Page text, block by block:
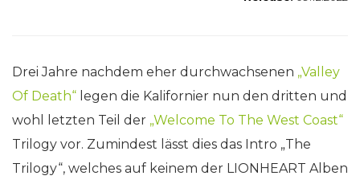
Drei Jahre nachdem eher durchwachsenen „Valley
Of Death“ legen die Kalifornier nun den dritten und
wohl letzten Teil der „Welcome To The West Coast“
Trilogy vor. Zumindest lässt dies das Intro „The
Trilogy“, welches auf keinem der LIONHEART Alben